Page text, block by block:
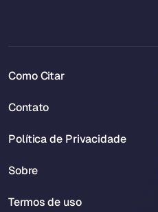
Como Citar
Contato
Política de Privacidade
Sobre
Termos de uso